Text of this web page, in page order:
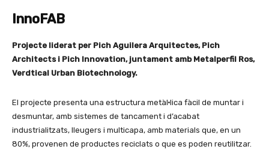
InnoFAB
Projecte liderat per Pich Aguilera Arquitectes, Pich
Architects i Pich Innovation, juntament amb Metalperfil Ros,
Verdtical Urban Biotechnology.
El projecte presenta una estructura metàl·lica fàcil de muntar i
desmuntar, amb sistemes de tancament i d’acabat
industrialitzats, lleugers i multicapa, amb materials que, en un
80%, provenen de productes reciclats o que es poden reutilitzar.